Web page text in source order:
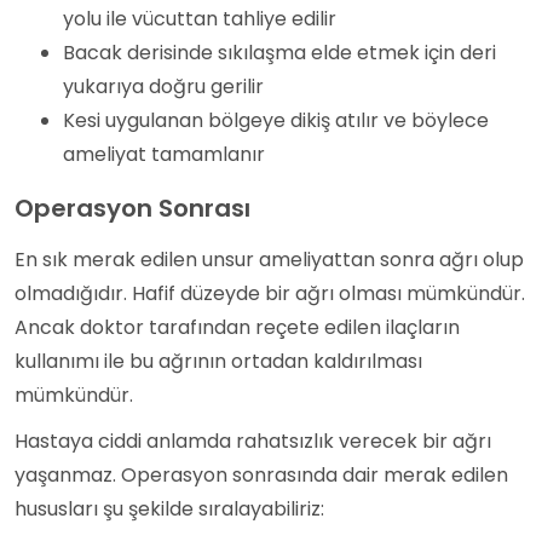
yolu ile vücuttan tahliye edilir
Bacak derisinde sıkılaşma elde etmek için deri
yukarıya doğru gerilir
Kesi uygulanan bölgeye dikiş atılır ve böylece
ameliyat tamamlanır
Operasyon Sonrası
En sık merak edilen unsur ameliyattan sonra ağrı olup
olmadığıdır. Hafif düzeyde bir ağrı olması mümkündür.
Ancak doktor tarafından reçete edilen ilaçların
kullanımı ile bu ağrının ortadan kaldırılması
mümkündür.
Hastaya ciddi anlamda rahatsızlık verecek bir ağrı
yaşanmaz. Operasyon sonrasında dair merak edilen
hususları şu şekilde sıralayabiliriz: